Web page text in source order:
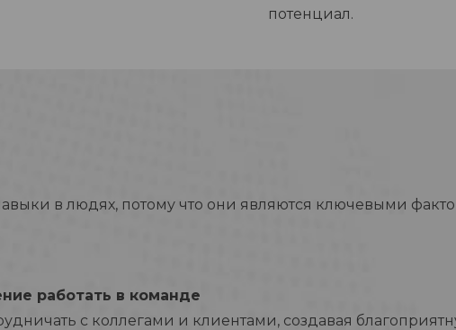
потенциал.
в людях, потому что они являются ключевыми
работать в команде
с коллегами и клиентами, создавая